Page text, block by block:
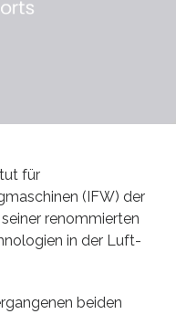
für
(IFW) der
renommierten
in der Luft-
beiden